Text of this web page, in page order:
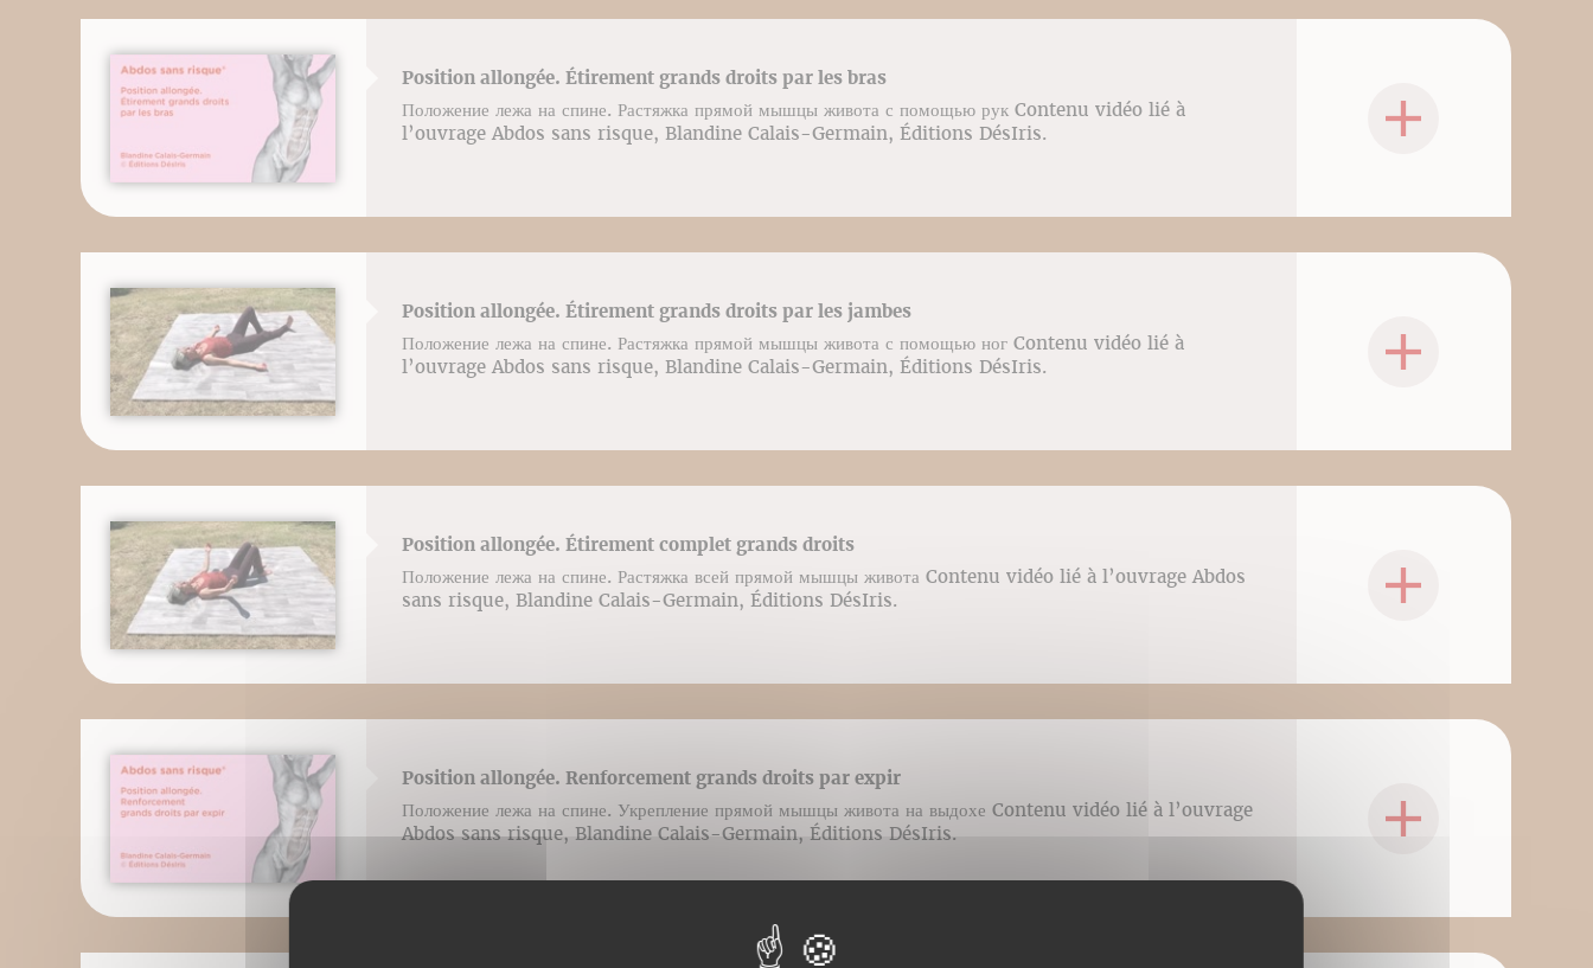
Position allongée. Étirement grands droits par les bras
Положение лежа на спине. Растяжка прямой мышцы живота с помощью рук Contenu vidéo lié à
l’ouvrage Abdos sans risque, Blandine Calais-Germain, Éditions DésIris.
Position allongée. Étirement grands droits par les jambes
Положение лежа на спине. Растяжка прямой мышцы живота с помощью ног Contenu vidéo lié à
l’ouvrage Abdos sans risque, Blandine Calais-Germain, Éditions DésIris.
Position allongée. Étirement complet grands droits
Положение лежа на спине. Растяжка всей прямой мышцы живота Contenu vidéo lié à l’ouvrage Abdos
sans risque, Blandine Calais-Germain, Éditions DésIris.
Position allongée. Renforcement grands droits par expir
Положение лежа на спине. Укрепление прямой мышцы живота на выдохе Contenu vidéo lié à l’ouvrage
Abdos sans risque, Blandine Calais-Germain, Éditions DésIris.